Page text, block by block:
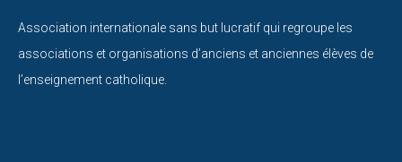
Association internationale sans but lucratif qui regroupe les
associations et organisations d’anciens et anciennes élèves de
l’enseignement catholique.